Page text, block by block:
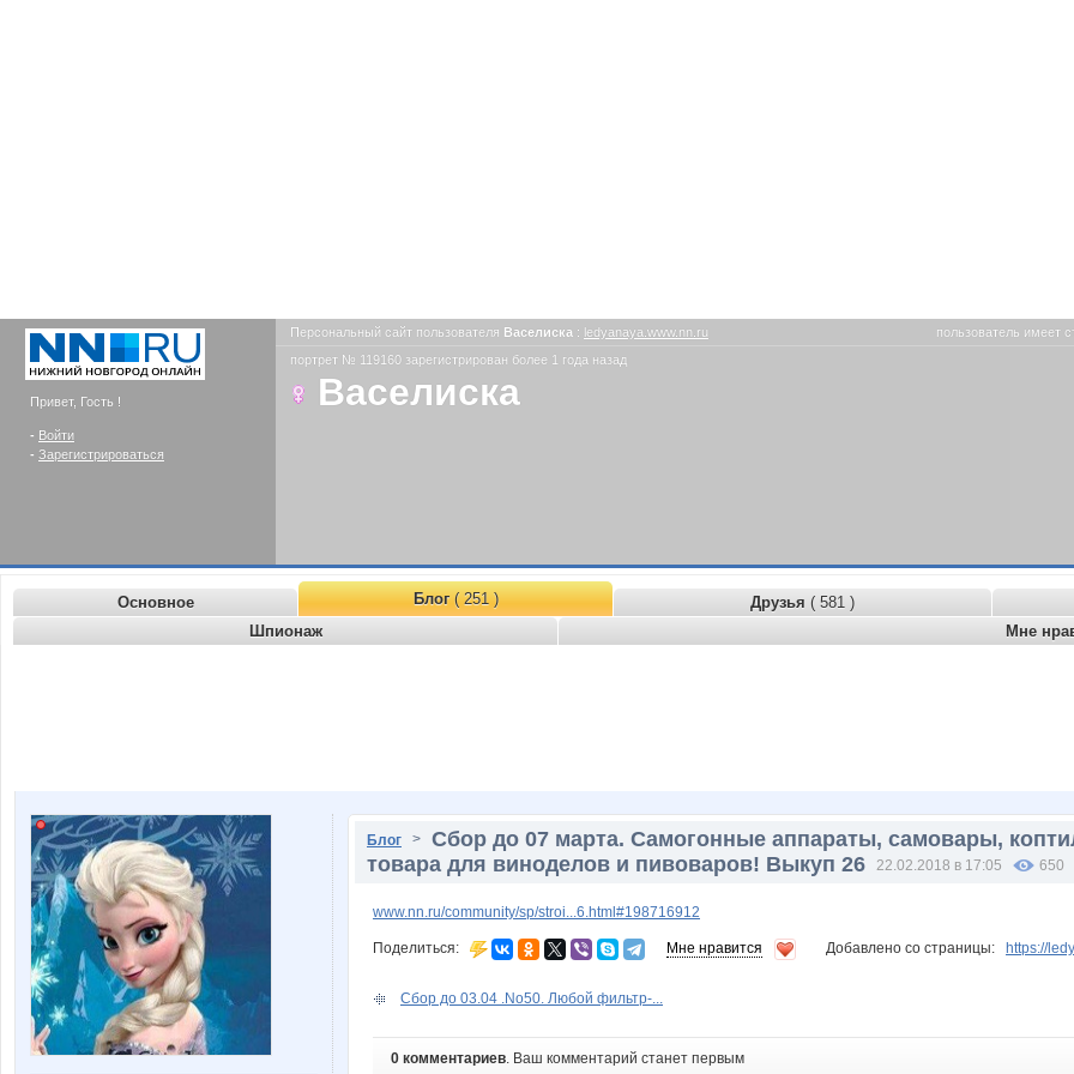
Привет, Гость !
- Войти
- Зарегистрироваться
Персональный сайт пользователя Васелиска : ledyanaya.www.nn.ru пользователь имеет
портрет № 119160 зарегистрирован более 1 года назад
Васелиска
Основное Блог( 251 ) Друзья ( 581 )
Шпионаж
Мне
Блог > Сбор до 07 марта. Самогонные аппараты, самовары,
товара для виноделов и пивоваров! Выкуп 26
22.02.2018 в 17:05 650
www.nn.ru/community/sp/stroi...6.html#198716912
Поделиться: Мне нравится Добавлено со страницы: https://
Сбор до 03.04 .No50. Любой фильтр-...
0 комментариев. Ваш комментарий станет первым